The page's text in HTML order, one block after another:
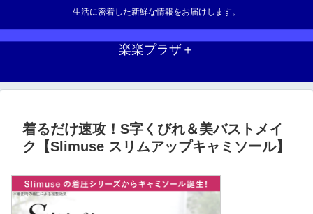
生活に密着した新鮮な情報をお届けします。
楽楽プラザ＋
着るだけ速攻！S字くびれ＆美バストメイ
ク【Slimuse スリムアップキャミソール】